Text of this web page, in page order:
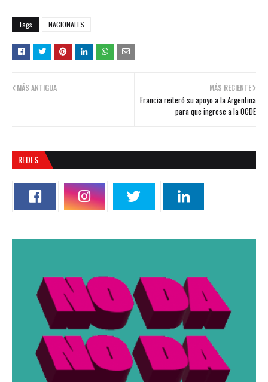
Tags NACIONALES
MÁS RECIENTE
Francia reiteró su apoyo a la Argentina
para que ingrese a la OCDE
MÁS ANTIGUA
REDES